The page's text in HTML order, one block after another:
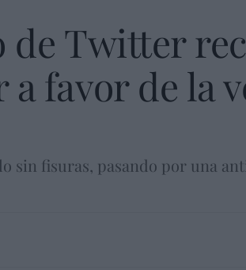
de Twitter
favor de la
sin fisuras, pasando por una